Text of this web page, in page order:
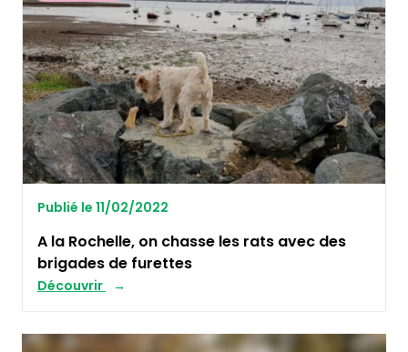
Publié le 11/02/2022
A la Rochelle, on chasse les rats avec des
brigades de furettes
Découvrir